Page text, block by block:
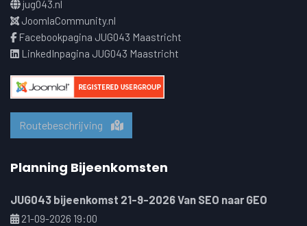
jug043.nl
JoomlaCommunity.nl
Facebookpagina JUG043 Maastricht
LinkedInpagina JUG043 Maastricht
Routebeschrijving
Planning Bijeenkomsten
JUG043 bijeenkomst 21-9-2026 Van SEO naar GEO
21-09-2026 19:00